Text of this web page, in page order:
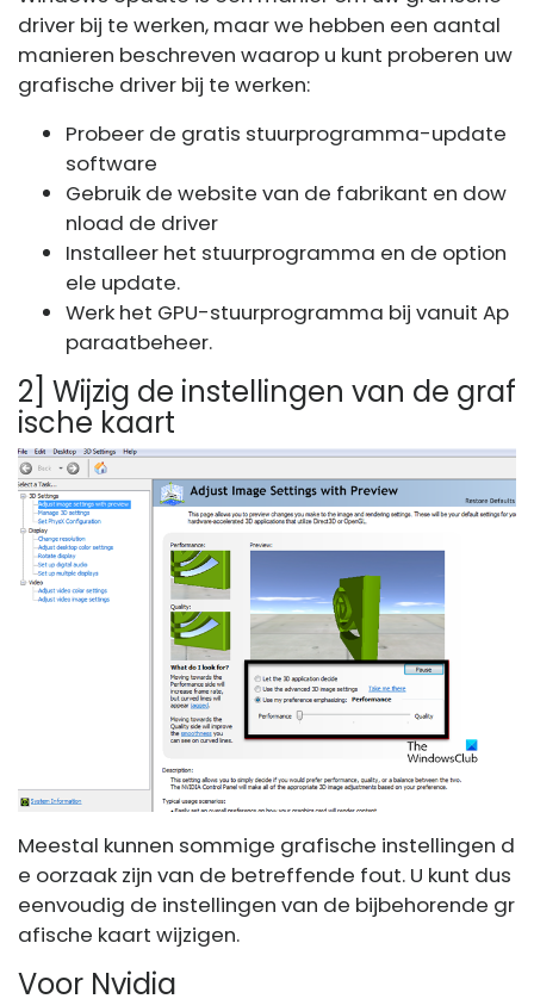
driver bij te werken, maar we hebben een aantal
manieren beschreven waarop u kunt proberen uw
grafische driver bij te werken:
Probeer de gratis stuurprogramma-update
software
Gebruik de website van de fabrikant en dow
nload de driver
Installeer het stuurprogramma en de option
ele update.
Werk het GPU-stuurprogramma bij vanuit Ap
paraatbeheer.
2] Wijzig de instellingen van de graf
ische kaart
Meestal kunnen sommige grafische instellingen d
e oorzaak zijn van de betreffende fout. U kunt dus
eenvoudig de instellingen van de bijbehorende gr
afische kaart wijzigen.
Voor Nvidia